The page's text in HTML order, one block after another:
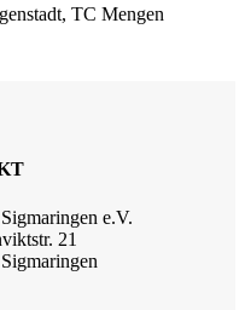
TC Mengen
e.V.
21